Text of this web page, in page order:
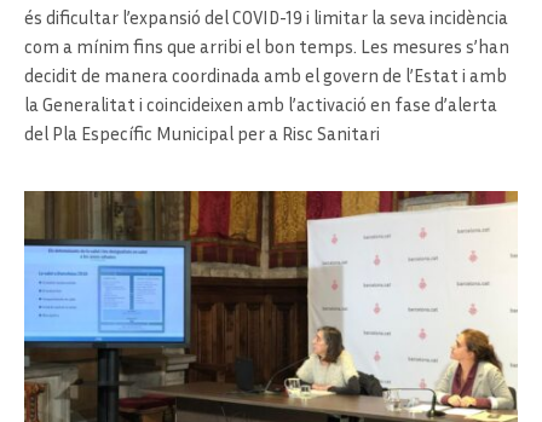
és dificultar l’expansió del COVID-19 i limitar la seva incidència
com a mínim fins que arribi el bon temps. Les mesures s’han
decidit de manera coordinada amb el govern de l’Estat i amb
la Generalitat i coincideixen amb l’activació en fase d’alerta
del Pla Específic Municipal per a Risc Sanitari